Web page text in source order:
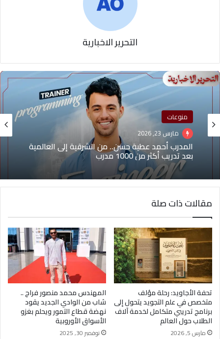
التحرير الاخبارية
منوعات
مارس 23, 2026
المدرب أحمد عطية حسن.. من الشرقية إلى العالمية
بعد تدريب أكثر من 1000 مدرب
مقالات ذات صلة
تحفة الأجاويد: رحلة مؤلف
متخصص في علم التجويد يتحول إلى
برنامج تدريبي متكامل لخدمة آلاف
الطلاب حول العالم
مارس 5, 2026
المهندس محمد منصور فراج ..
شاب من الوادي الجديد يقود
نهضة قطاع التمور ويحلم بغزو
الأسواق الأوروبية
نوفمبر 30, 2025